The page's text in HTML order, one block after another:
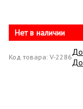
Нет в наличии
Код товара: V-2286